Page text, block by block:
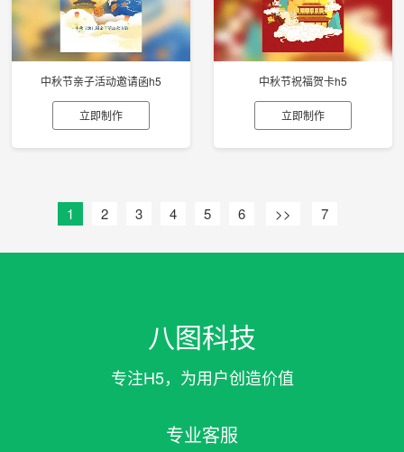
中秋节亲子活动邀请函h5
立即制作
中秋节祝福贺卡h5
立即制作
1 2 3 4 5 6 >> 7
八图科技
专注H5，为用户创造价值
专业客服